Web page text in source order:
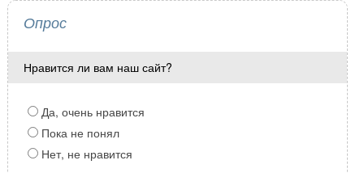
Опрос
Нравится ли вам наш сайт?
Да, очень нравится
Пока не понял
Нет, не нравится